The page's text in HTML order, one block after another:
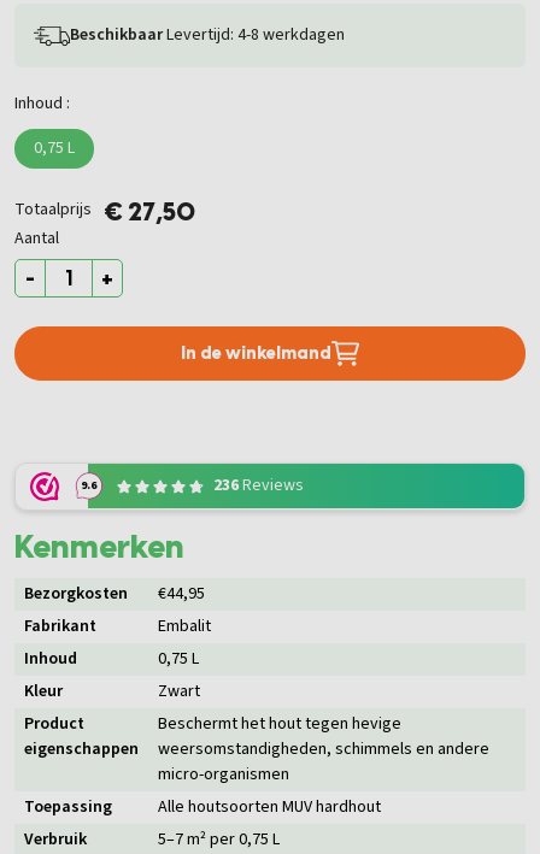
BeschikbaarLevertijd: 4-8 werkdagen
Inhoud :
0,75 L
Totaalprijs € 27,50
Aantal
- +
In de winkelmand
9.6 236Reviews
Kenmerken
Bezorgkosten
€44,95
Fabrikant
Embalit
Inhoud
0,75 L
Kleur
Zwart
Product
eigenschappen
Beschermt het hout tegen hevige
weersomstandigheden, schimmels en andere
micro-organismen
Toepassing
Alle houtsoorten MUV hardhout
Verbruik
5–7 m² per 0,75 L